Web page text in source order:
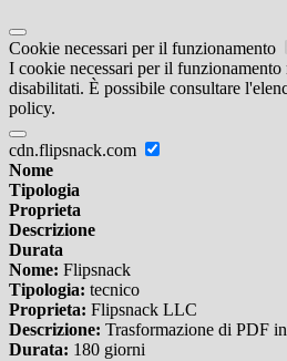
Cookie necessari per il funzionamento
I cookie necessari per il funzionamento
disabilitati. È possibile consultare
policy.
cdn.flipsnack.com
Nome
Tipologia
Proprieta
Descrizione
Durata
Nome: Flipsnack
Tipologia: tecnico
Proprieta: Flipsnack LLC
Descrizione: Trasformazione di PDF
Durata: 180 giorni